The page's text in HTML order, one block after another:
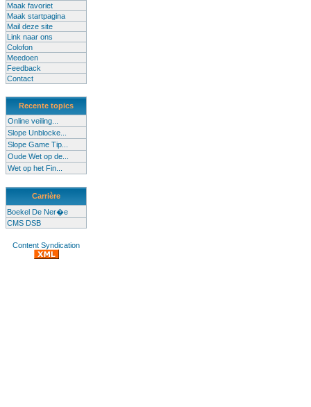
Maak favoriet
Maak startpagina
Mail deze site
Link naar ons
Colofon
Meedoen
Feedback
Contact
Recente topics
Online veiling...
Slope Unblocke...
Slope Game Tip...
Oude Wet op de...
Wet op het Fin...
Carrière
Boekel De Ner�e
CMS DSB
Content Syndication